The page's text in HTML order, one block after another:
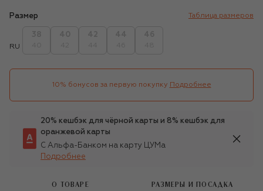
Размер Таблица размеров
RU
10% бонусов за первую покупку Подробнее
20% кешбэк для чёрной карты и 8% кешбэк для
оранжевой карты
С Альфа-Банком на карту ЦУМа
Подробнее
О ТОВАРЕ РАЗМЕРЫ И ПОСАДКА